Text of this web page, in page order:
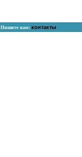
Пишите нам: контакты